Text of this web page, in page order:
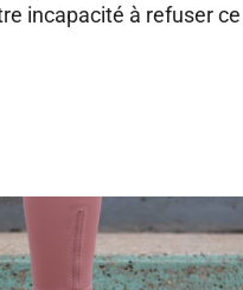
incapacité à refuser ce